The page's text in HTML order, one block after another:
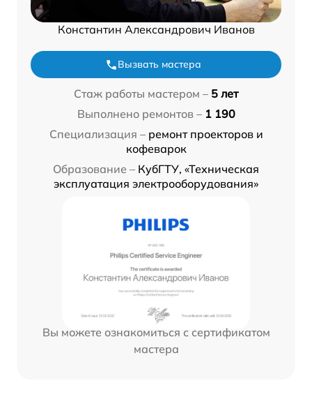
Константин Александрович Иванов
Вызвать мастера
Стаж работы мастером – 5 лет
Выполнено ремонтов – 1 190
Специализация – ремонт проекторов и
кофеварок
Образование – КубГТУ, «Техническая
эксплуатация электрооборудования»
Вы можете ознакомиться с сертификатом
мастера